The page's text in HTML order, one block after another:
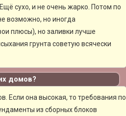
сухо, и не очень жарко. Потом по
возможно, но иногда
плюсы), но заливки лучше
грунта советую всячески
домов?
Если она высокая, то требования по
из сборных блоков